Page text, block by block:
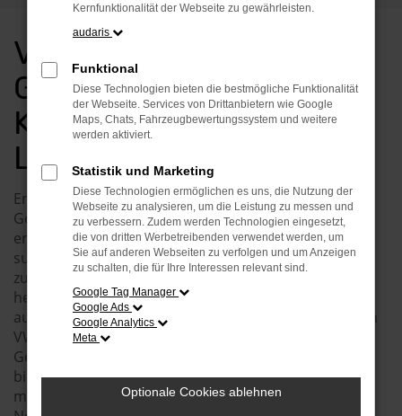
VW TAIGO
GEBRAUCHTWAGEN
KAUFEN, FINANZIEREN,
LEASEN
Entdecken Sie unsere Auswahl an VW Taigo
Gebrauchtwagen – die perfekte Wahl für alle, die
erstklassige Fahrzeuge zu einem attraktiven Preis
suchen. Seit 1977 ist Autohaus Burkard GmbH Ihr
zuverlässiges VW Autohaus, das sich durch
herausragenden Service und umfassende Beratung
auszeichnet. Bei uns finden Sie eine große Auswahl an
VW Fahrzeugen, darunter den beliebten VW Taigo als
Gebrauchtwagen. Diese VW Taigo Gebrauchtwagen
bieten Ihnen die Möglichkeit, bewährte Qualität und
modernes Design zu genießen, ohne den Preis eines
Kernfunktionalität der Webseite zu gewährleisten.
audaris
Funktional
Diese Technologien bieten die bestmögliche Funktionalität
der Webseite. Services von Drittanbietern wie Google
Maps, Chats, Fahrzeugbewertungssystem und weitere
werden aktiviert.
Statistik und Marketing
Diese Technologien ermöglichen es uns, die Nutzung der
Webseite zu analysieren, um die Leistung zu messen und
zu verbessern. Zudem werden Technologien eingesetzt,
die von dritten Werbetreibenden verwendet werden, um
Sie auf anderen Webseiten zu verfolgen und um Anzeigen
zu schalten, die für Ihre Interessen relevant sind.
Google Tag Manager
Google Ads
Google Analytics
Meta
Optionale Cookies ablehnen